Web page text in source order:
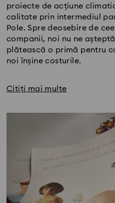
proiecte de acțiune
calitate prin intermediul
Pole. Spre deosebire de
companii, noi nu ne
plătească o primă pentru
noi înșine costurile.
Citiți mai multe